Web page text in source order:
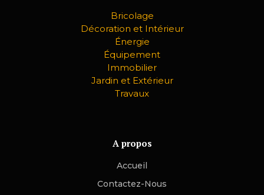
Bricolage
Décoration et Intérieur
Énergie
Équipement
Immobilier
Jardin et Extérieur
Travaux
A propos
Accueil
Contactez-Nous